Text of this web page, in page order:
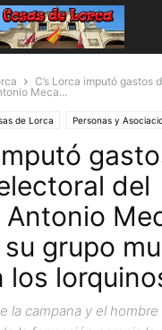
C’s Lorca imputó gastos
Meca...
de Lorca Personas y
del
grupo
los
la campana y el hombre